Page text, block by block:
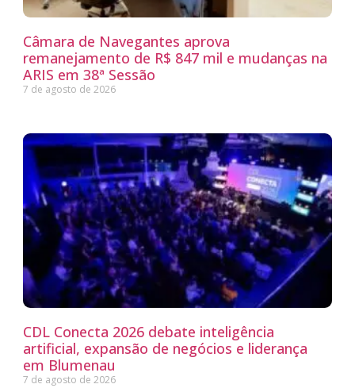
Câmara de Navegantes aprova
remanejamento de R$ 847 mil e mudanças na
ARIS em 38ª Sessão
7 de agosto de 2026
CDL Conecta 2026 debate inteligência
artificial, expansão de negócios e liderança
em Blumenau
7 de agosto de 2026